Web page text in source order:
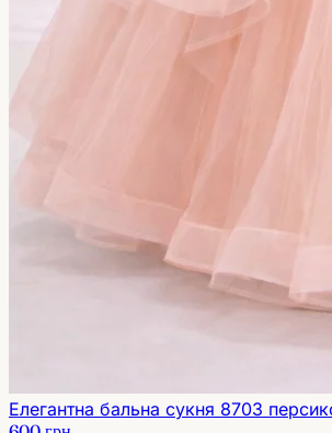
Елегантна бальна сукня 8703